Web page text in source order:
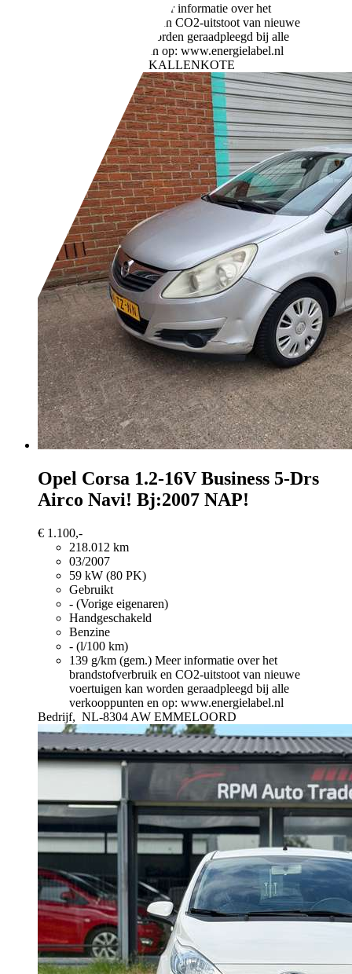
Meer informatie over het
brandstofverbruik en CO2-uitstoot van nieuwe
voertuigen kan worden geraadpleegd bij alle
verkooppunten en op: www.energielabel.nl
NL-8345 HJ KALLENKOTE
Opel Corsa 1.2-16V Business 5-Drs
Airco Navi! Bj:2007 NAP!
€ 1.100,-
218.012 km
03/2007
59 kW (80 PK)
Gebruikt
- (Vorige eigenaren)
Handgeschakeld
Benzine
- (l/100 km)
139 g/km (gem.) Meer informatie over het
brandstofverbruik en CO2-uitstoot van nieuwe
voertuigen kan worden geraadpleegd bij alle
verkooppunten en op: www.energielabel.nl
Bedrijf, NL-8304 AW EMMELOORD